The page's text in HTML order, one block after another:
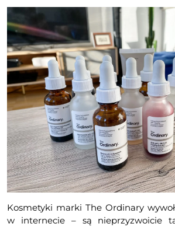
Kosmetyki marki The Ordinary
w internecie – są nieprzyzwoicie